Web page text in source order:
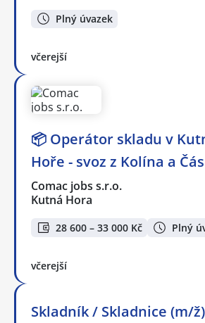
Plný úvazek
včerejší
📦 Operátor skladu v
Hoře - svoz z Kolína a
Comac jobs s.r.o.
Kutná Hora
28 600 – 33 000 Kč Plný
včerejší
Skladník / Skladnice (m/